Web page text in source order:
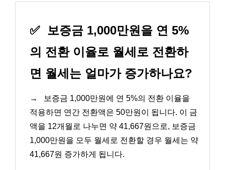
✅ 보증금 1,000만원을 연 5%
의 전환 이율로 월세로 전환하
면 월세는 얼마가 증가하나요?
→
보증금 1,000만원에 연 5%의 전환 이율을
적용하면 연간 전환액은 50만원이 됩니다. 이 금
액을 12개월로 나누면 약 41,667원으로, 보증금
1,000만원을 모두 월세로 전환할 경우 월세는 약
41,667원 증가하게 됩니다.